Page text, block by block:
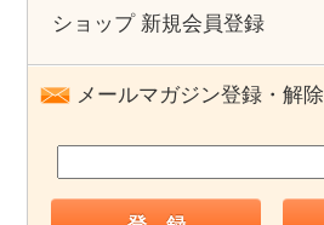
ショップ 新規会員登録
メールマガジン登録・解除